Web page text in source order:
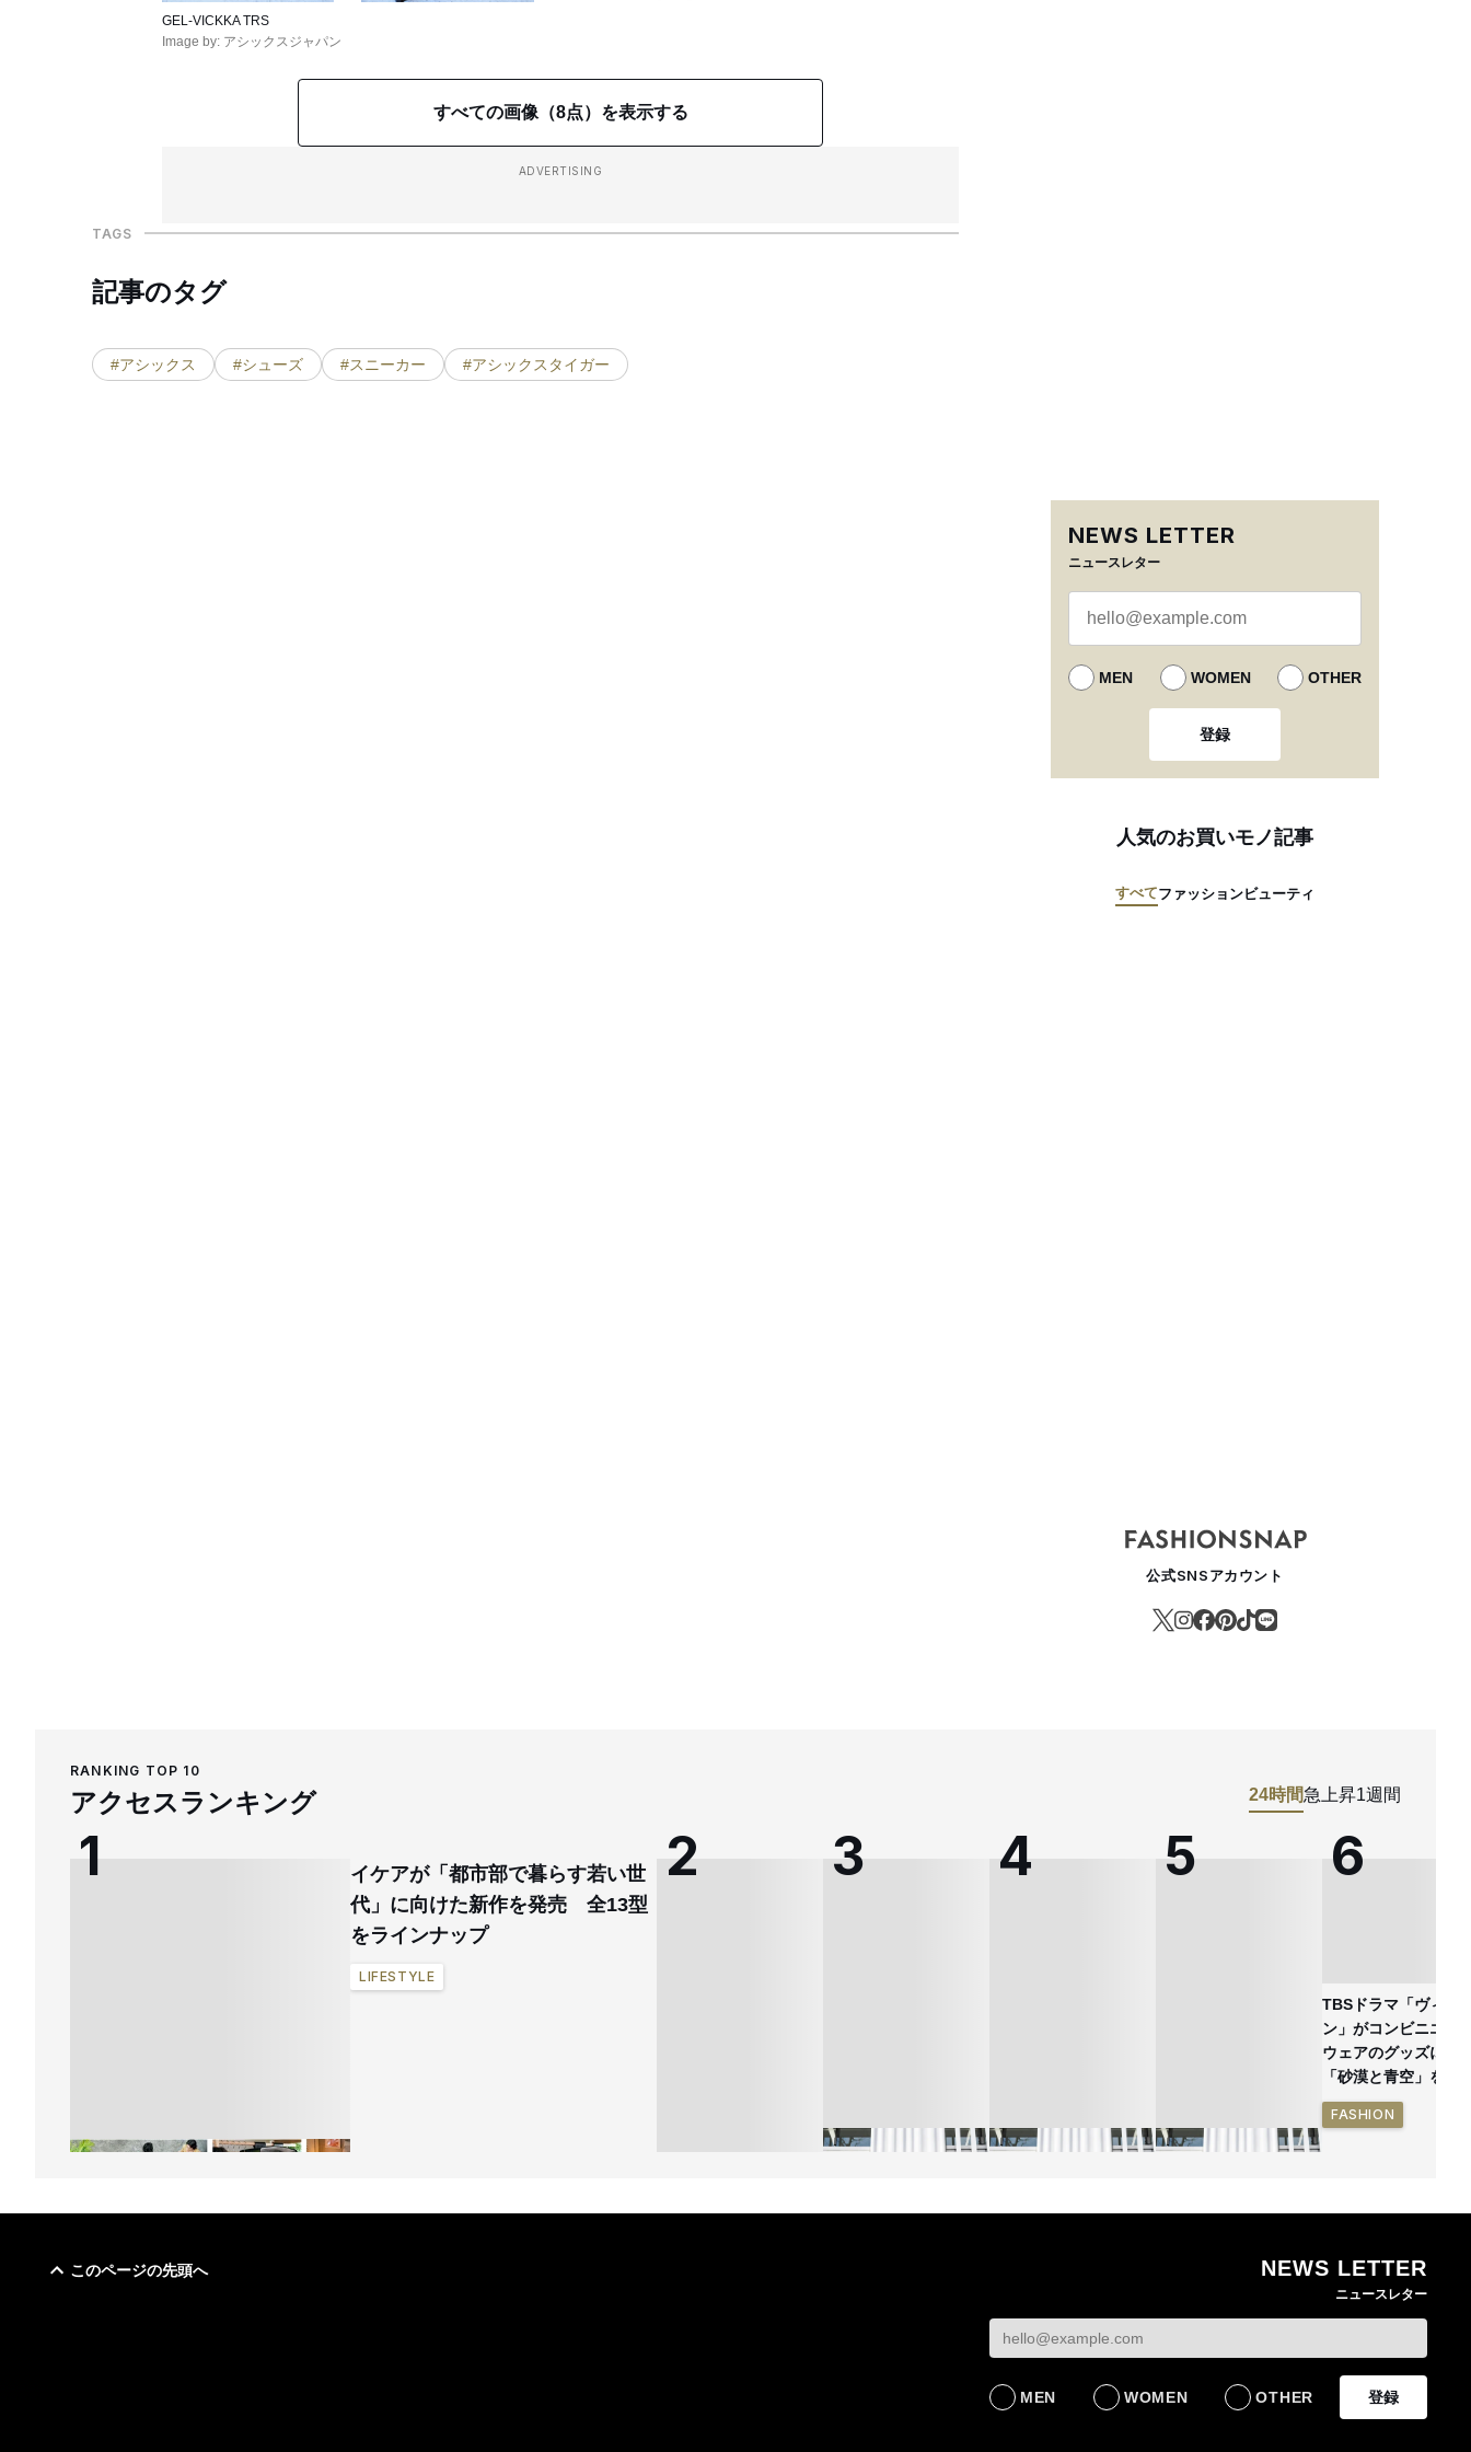
GEL-VICKKA TRS
Image by: アシックスジャパン
すべての画像（8点）を表示する
ADVERTISING
TAGS
記事のタグ
#アシックス #シューズ #スニーカー #アシックスタイガー
NEWS LETTER
ニュースレター
MEN WOMEN OTHER
登録
人気のお買いモノ記事
すべてファッションビューティ
公式SNSアカウント
RANKING TOP 10
アクセスランキング 24時間急上昇1週間
イケアが「都市部で暮らす若い世
代」に向けた新作を発売 全13型
をラインナップ
LIFESTYLE
HD 被災経緯を書面で
発表
BUSINESS
オンワードHDが緊急時
に貴重品の常時携行を
BUSINESS
TBSドラマ「ヴィヴ
ン」がコンビニエン
ウェアのグッズに
「砂漠と青空」を表
FASHION
このページの先頭へ NEWS LETTER
ニュースレター
MEN WOMEN OTHER 登録